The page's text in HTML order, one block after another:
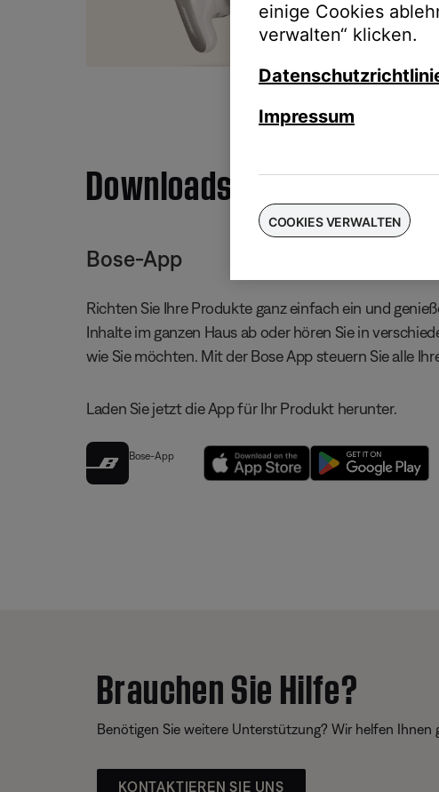
Tauschen
für die
Downloads
Bose-App
Richten Sie Ihre Produkte ganz einfach ein und
Inhalte im ganzen Haus ab oder hören Sie in
wie Sie möchten. Mit der Bose App steuern Sie alle
Laden Sie jetzt die App für Ihr Produkt herunter.
Bose-App
Brauchen Sie Hilfe?
Benötigen Sie weitere Unterstützung? Wir helfen Ihnen
KONTAKTIEREN SIE UNS
einige Cookies
verwalten“ klicken.
Impressum
COOKIES VERWALTEN